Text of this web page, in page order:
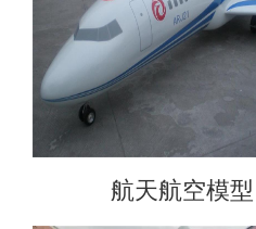
航天航空模型